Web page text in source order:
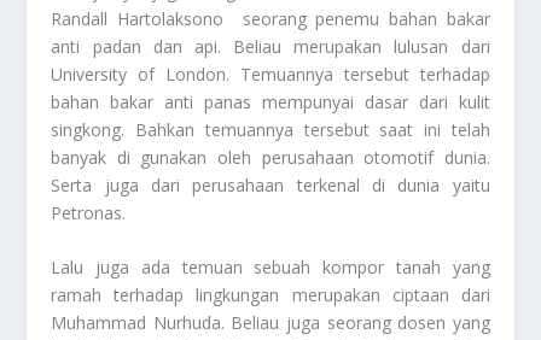
Randall Hartolaksono seorang penemu bahan bakar
anti padan dan api. Beliau merupakan lulusan dari
University of London. Temuannya tersebut terhadap
bahan bakar anti panas mempunyai dasar dari kulit
singkong. Bahkan temuannya tersebut saat ini telah
banyak di gunakan oleh perusahaan otomotif dunia.
Serta juga dari perusahaan terkenal di dunia yaitu
Petronas.
Lalu juga ada temuan sebuah kompor tanah yang
ramah terhadap lingkungan merupakan ciptaan dari
Muhammad Nurhuda. Beliau juga seorang dosen yang